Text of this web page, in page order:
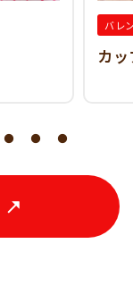
バレ
カ